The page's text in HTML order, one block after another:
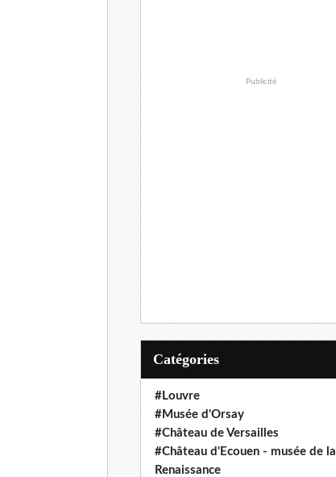
Publicité
Catégories
#Louvre
#Musée d'Orsay
#Château de Versailles
#Château d'Ecouen - musée de la
Renaissance